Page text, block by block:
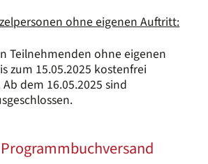
ohne eigenen Auftritt:
Teilnehmenden ohne eigenen
zum 15.05.2025 kostenfrei
dem 16.05.2025 sind